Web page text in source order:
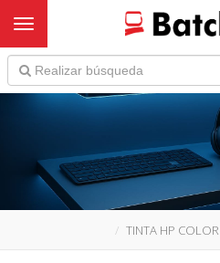
Toggle navigation
TINTA HP